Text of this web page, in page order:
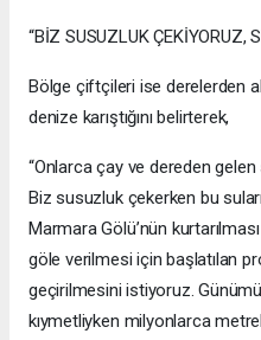
“BİZ SUSUZLUK ÇEKİYORUZ,
Bölge çiftçileri ise derelerden
denize karıştığını belirterek,
“Onlarca çay ve dereden
Biz susuzluk çekerken bu
Marmara Gölü’nün
göle verilmesi için başlatılan
geçirilmesini istiyoruz.
kıymetliyken milyonlarca